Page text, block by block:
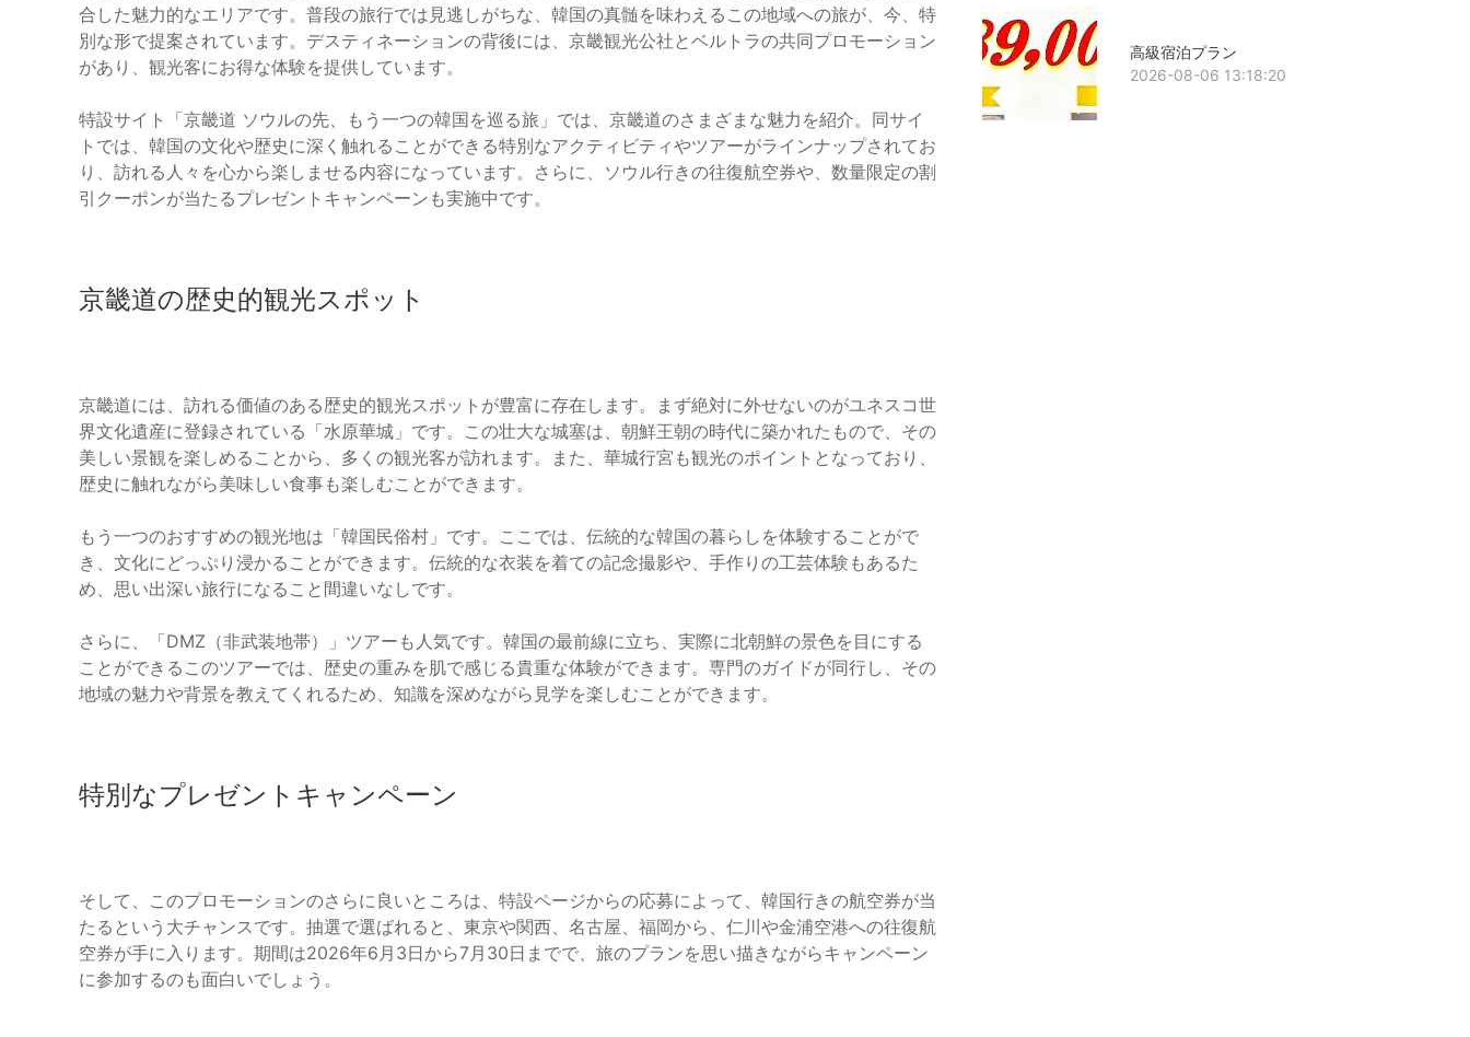
合した魅力的なエリアです。普段の旅行では見逃しがちな、韓国の真髄を味わえるこの地域への旅が、今、特
別な形で提案されています。デスティネーションの背後には、京畿観光公社とベルトラの共同プロモーション
があり、観光客にお得な体験を提供しています。
特設サイト「京畿道 ソウルの先、もう一つの韓国を巡る旅」では、京畿道のさまざまな魅力を紹介。同サイ
トでは、韓国の文化や歴史に深く触れることができる特別なアクティビティやツアーがラインナップされてお
り、訪れる人々を心から楽しませる内容になっています。さらに、ソウル行きの往復航空券や、数量限定の割
引クーポンが当たるプレゼントキャンペーンも実施中です。
京畿道の歴史的観光スポット
京畿道には、訪れる価値のある歴史的観光スポットが豊富に存在します。まず絶対に外せないのがユネスコ世
界文化遺産に登録されている「水原華城」です。この壮大な城塞は、朝鮮王朝の時代に築かれたもので、その
美しい景観を楽しめることから、多くの観光客が訪れます。また、華城行宮も観光のポイントとなっており、
歴史に触れながら美味しい食事も楽しむことができます。
もう一つのおすすめの観光地は「韓国民俗村」です。ここでは、伝統的な韓国の暮らしを体験することがで
き、文化にどっぷり浸かることができます。伝統的な衣装を着ての記念撮影や、手作りの工芸体験もあるた
め、思い出深い旅行になること間違いなしです。
さらに、「DMZ（非武装地帯）」ツアーも人気です。韓国の最前線に立ち、実際に北朝鮮の景色を目にする
ことができるこのツアーでは、歴史の重みを肌で感じる貴重な体験ができます。専門のガイドが同行し、その
地域の魅力や背景を教えてくれるため、知識を深めながら見学を楽しむことができます。
特別なプレゼントキャンペーン
そして、このプロモーションのさらに良いところは、特設ページからの応募によって、韓国行きの航空券が当
たるという大チャンスです。抽選で選ばれると、東京や関西、名古屋、福岡から、仁川や金浦空港への往復航
空券が手に入ります。期間は2026年6月3日から7月30日までで、旅のプランを思い描きながらキャンペーン
に参加するのも面白いでしょう。
高級宿泊プラン
2026-08-06 13:18:20